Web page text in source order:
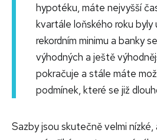
hypotéku, máte nejvyšší
kvartále loňského roku byly
rekordním minimu a banky
výhodných a ještě
pokračuje a stále máte
podmínek, které se již
Sazby jsou skutečně velmi